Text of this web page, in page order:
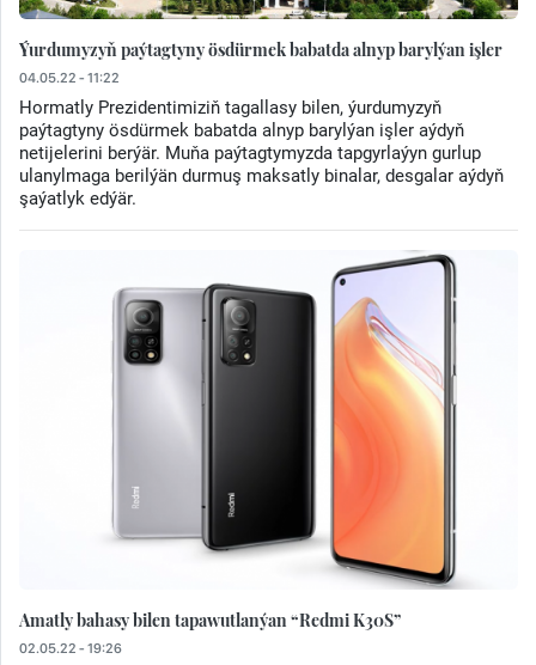
Ýurdumyzyň paýtagtyny ösdürmek babatda alnyp barylýan işler
04.05.22 - 11:22
Hormatly Prezidentimiziň tagallasy bilen, ýurdumyzyň
paýtagtyny ösdürmek babatda alnyp barylýan işler aýdyň
netijelerini berýär. Muňa paýtagtymyzda tapgyrlaýyn gurlup
ulanylmaga berilýän durmuş maksatly binalar, desgalar aýdyň
şaýatlyk edýär.
Amatly bahasy bilen tapawutlanýan “Redmi K30S”
02.05.22 - 19:26